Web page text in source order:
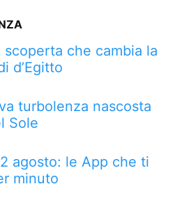
scoperta che cambia la
d’Egitto
turbolenza nascosta
Sole
agosto: le App che ti
minuto